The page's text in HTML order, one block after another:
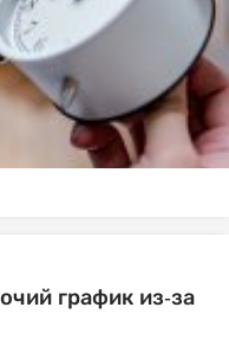
график из-за